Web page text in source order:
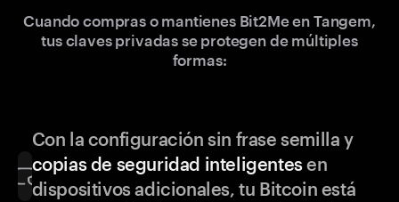
Cuando compras o mantienes Bit2Me en Tangem,
tus claves privadas se protegen de múltiples
formas:
Con la configuración sin frase semilla y
copias de seguridad inteligentesen
dispositivos adicionales, tu Bitcoin está